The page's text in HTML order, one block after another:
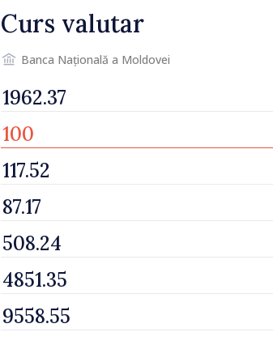
Curs valutar
Banca Națională a Moldovei